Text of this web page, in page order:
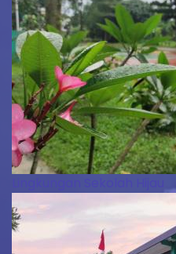
Lingkungan Sekolah Hijau